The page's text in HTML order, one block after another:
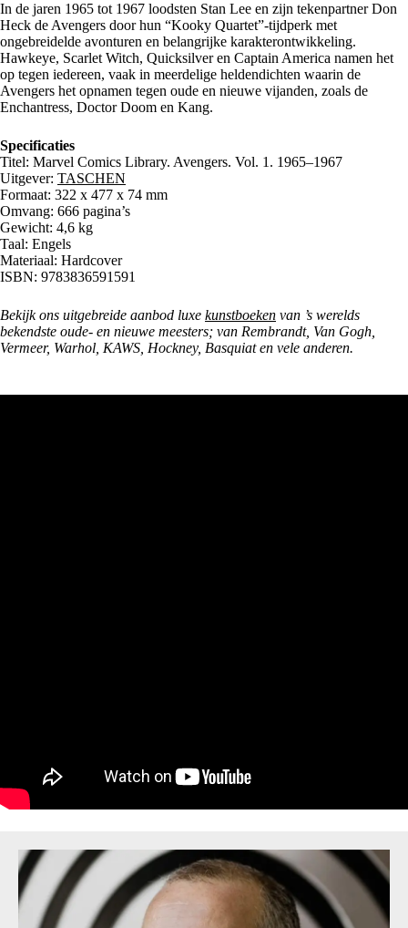
In de jaren 1965 tot 1967 loodsten Stan Lee en zijn tekenpartner Don
Heck de Avengers door hun “Kooky Quartet”-tijdperk met
ongebreidelde avonturen en belangrijke karakterontwikkeling.
Hawkeye, Scarlet Witch, Quicksilver en Captain America namen het
op tegen iedereen, vaak in meerdelige heldendichten waarin de
Avengers het opnamen tegen oude en nieuwe vijanden, zoals de
Enchantress, Doctor Doom en Kang.
Specificaties
Titel: Marvel Comics Library. Avengers. Vol. 1. 1965–1967
Uitgever: TASCHEN
Formaat: 322 x 477 x 74 mm
Omvang: 666 pagina’s
Gewicht: 4,6 kg
Taal: Engels
Materiaal: Hardcover
ISBN: 9783836591591
Bekijk ons uitgebreide aanbod luxe kunstboeken van ’s werelds
bekendste oude- en nieuwe meesters; van Rembrandt, Van Gogh,
Vermeer, Warhol, KAWS, Hockney, Basquiat en vele anderen.